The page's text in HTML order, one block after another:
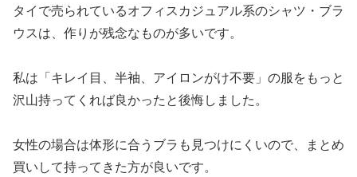
タイで売られているオフィスカジュアル系のシャツ・ブラ
ウスは、作りが残念なものが多いです。
私は「キレイ目、半袖、アイロンがけ不要」の服をもっと
沢山持ってくれば良かったと後悔しました。
女性の場合は体形に合うブラも見つけにくいので、まとめ
買いして持ってきた方が良いです。